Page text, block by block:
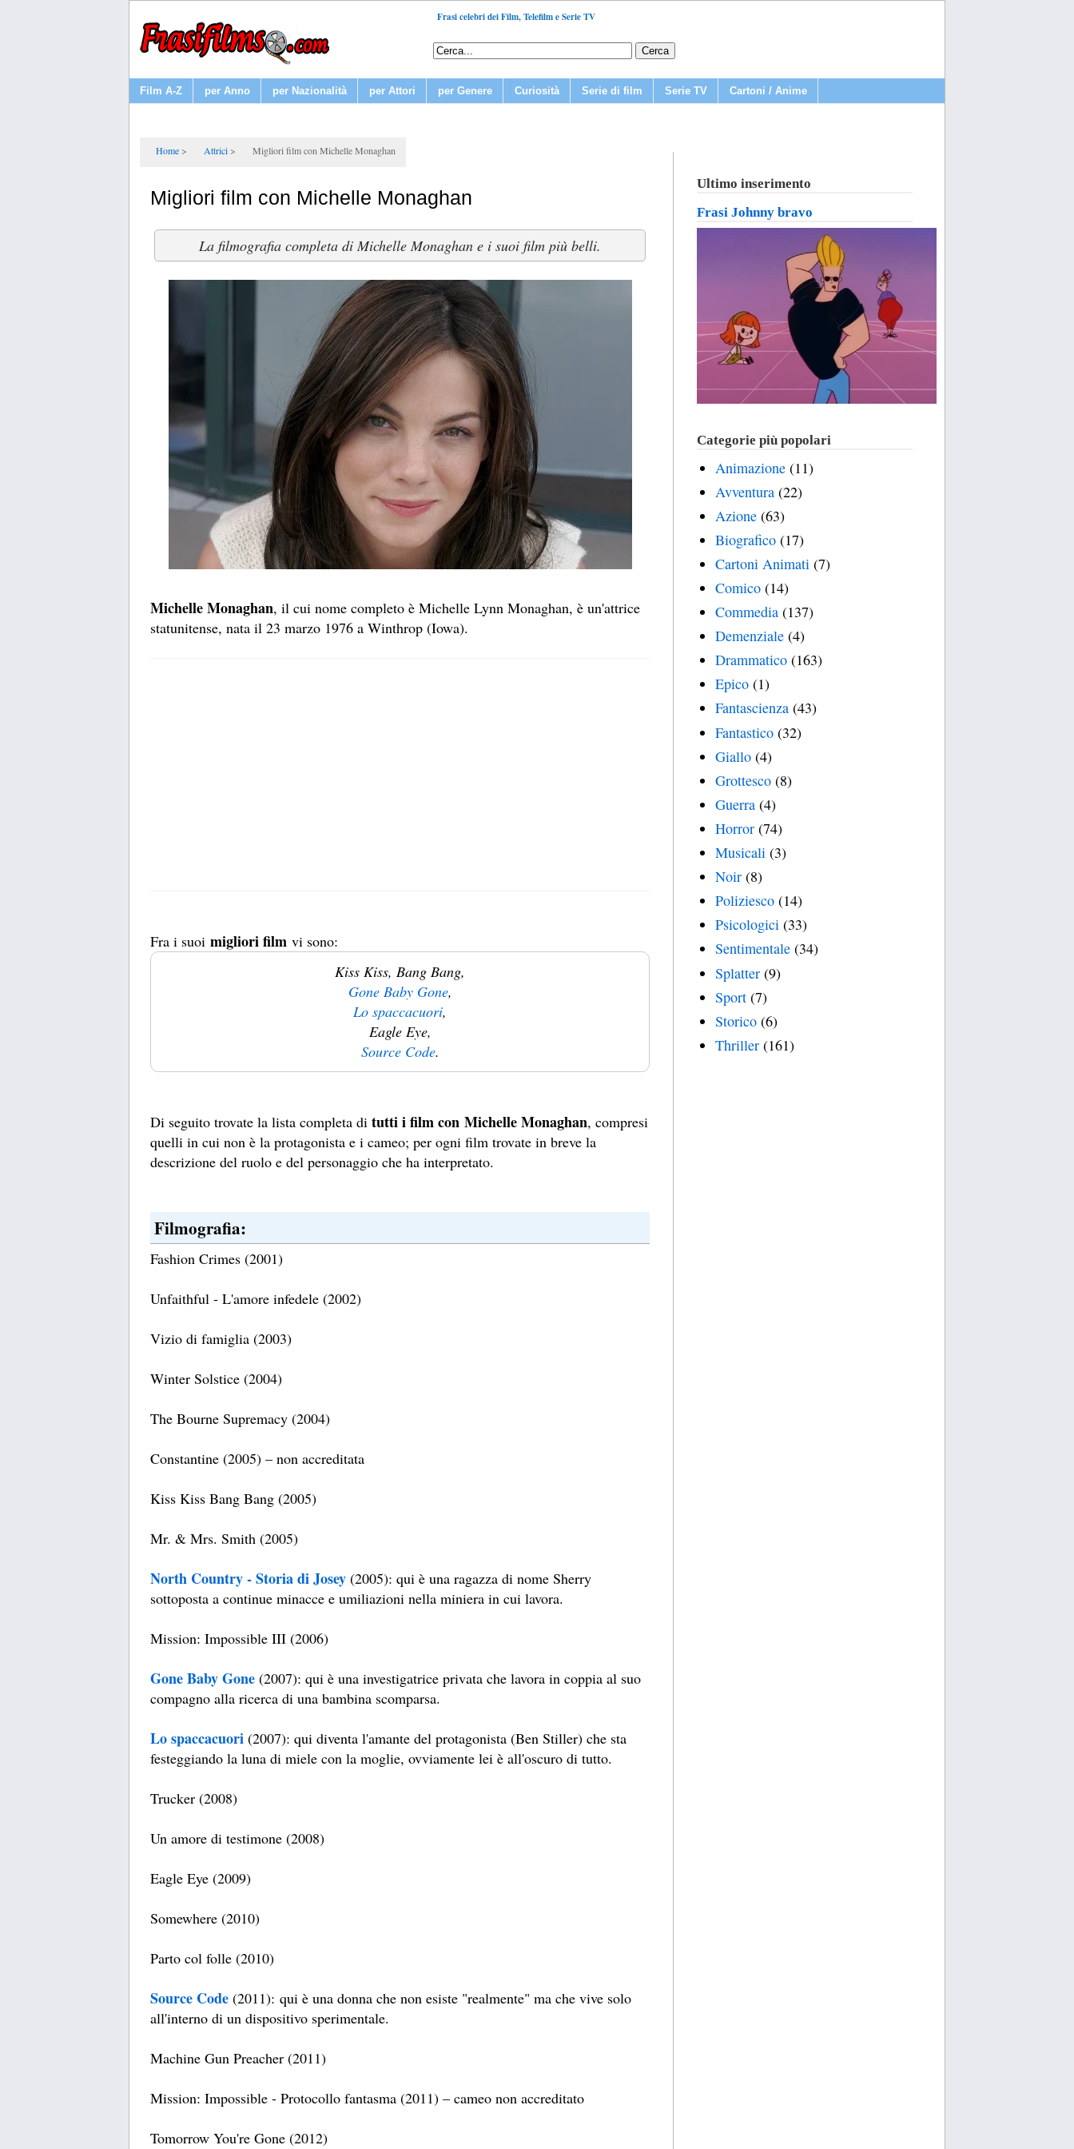
Frasi celebri dei Film, Telefilm e Serie TV
Film A-Z per Anno per Nazionalità per Attori per Genere Curiosità Serie di film Serie TV Cartoni / Anime
Home Attrici Migliori film con Michelle Monaghan
Migliori film con Michelle Monaghan
La filmografia completa di Michelle Monaghan e i suoi film più belli.
Michelle Monaghan, il cui nome completo è Michelle Lynn Monaghan, è un'attrice
statunitense, nata il 23 marzo 1976 a Winthrop (Iowa).
Fra i suoi migliori film vi sono:
Kiss Kiss, Bang Bang,
Gone Baby Gone,
Lo spaccacuori,
Eagle Eye,
Source Code.
Di seguito trovate la lista completa di tutti i film con Michelle Monaghan, compresi
quelli in cui non è la protagonista e i cameo; per ogni film trovate in breve la
descrizione del ruolo e del personaggio che ha interpretato.
Filmografia:
Fashion Crimes (2001)
Unfaithful - L'amore infedele (2002)
Vizio di famiglia (2003)
Winter Solstice (2004)
The Bourne Supremacy (2004)
Constantine (2005) – non accreditata
Kiss Kiss Bang Bang (2005)
Mr. & Mrs. Smith (2005)
North Country - Storia di Josey (2005): qui è una ragazza di nome Sherry
sottoposta a continue minacce e umiliazioni nella miniera in cui lavora.
Mission: Impossible III (2006)
Gone Baby Gone (2007): qui è una investigatrice privata che lavora in coppia al suo
compagno alla ricerca di una bambina scomparsa.
Lo spaccacuori (2007): qui diventa l'amante del protagonista (Ben Stiller) che sta
festeggiando la luna di miele con la moglie, ovviamente lei è all'oscuro di tutto.
Trucker (2008)
Un amore di testimone (2008)
Eagle Eye (2009)
Somewhere (2010)
Parto col folle (2010)
Source Code (2011): qui è una donna che non esiste "realmente" ma che vive solo
all'interno di un dispositivo sperimentale.
Machine Gun Preacher (2011)
Mission: Impossible - Protocollo fantasma (2011) – cameo non accreditato
Tomorrow You're Gone (2012)
Ultimo inserimento
Frasi Johnny bravo
Categorie più popolari
Animazione (11)
Avventura (22)
Azione (63)
Biografico (17)
Cartoni Animati (7)
Comico (14)
Commedia (137)
Demenziale (4)
Drammatico (163)
Epico (1)
Fantascienza (43)
Fantastico (32)
Giallo (4)
Grottesco (8)
Guerra (4)
Horror (74)
Musicali (3)
Noir (8)
Poliziesco (14)
Psicologici (33)
Sentimentale (34)
Splatter (9)
Sport (7)
Storico (6)
Thriller (161)